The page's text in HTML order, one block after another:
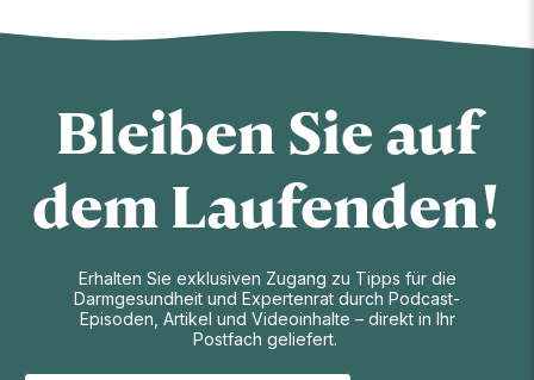
Bleiben Sie auf
dem Laufenden!
Erhalten Sie exklusiven Zugang zu Tipps für die
Darmgesundheit und Expertenrat durch Podcast-
Episoden, Artikel und Videoinhalte – direkt in Ihr
Postfach geliefert.